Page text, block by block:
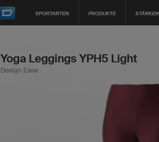
SPORTARTEN PRODUKTE STÄRKEN
Yoga Leggings YPH5 Light
Design Ease